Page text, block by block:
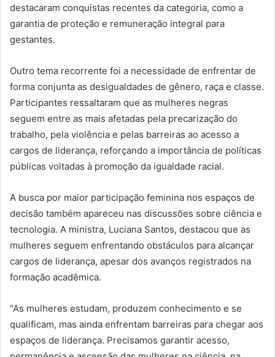
destacaram conquistas recentes da categoria, como a
garantia de proteção e remuneração integral para
gestantes.
Outro tema recorrente foi a necessidade de enfrentar de
forma conjunta as desigualdades de gênero, raça e classe.
Participantes ressaltaram que as mulheres negras
seguem entre as mais afetadas pela precarização do
trabalho, pela violência e pelas barreiras ao acesso a
cargos de liderança, reforçando a importância de políticas
públicas voltadas à promoção da igualdade racial.
A busca por maior participação feminina nos espaços de
decisão também apareceu nas discussões sobre ciência e
tecnologia. A ministra, Luciana Santos, destacou que as
mulheres seguem enfrentando obstáculos para alcançar
cargos de liderança, apesar dos avanços registrados na
formação acadêmica.
“As mulheres estudam, produzem conhecimento e se
qualificam, mas ainda enfrentam barreiras para chegar aos
espaços de liderança. Precisamos garantir acesso,